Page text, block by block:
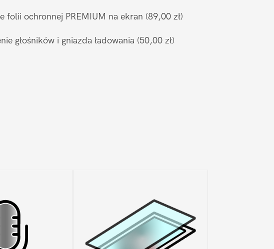
folii ochronnej PREMIUM na ekran (89,00 zł)
głośników i gniazda ładowania (50,00 zł)